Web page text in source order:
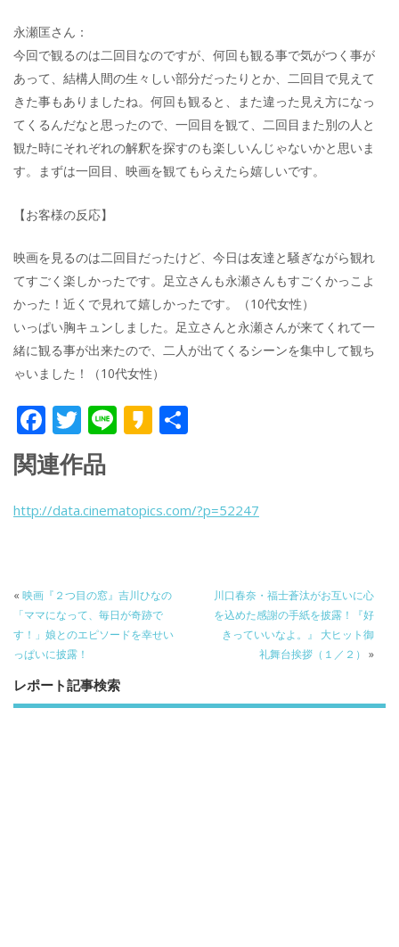
永瀬匡さん：
今回で観るのは二回目なのですが、何回も観る事で気がつく事が
あって、結構人間の生々しい部分だったりとか、二回目で見えて
きた事もありましたね。何回も観ると、また違った見え方になっ
てくるんだなと思ったので、一回目を観て、二回目また別の人と
観た時にそれぞれの解釈を探すのも楽しいんじゃないかと思いま
す。まずは一回目、映画を観てもらえたら嬉しいです。
【お客様の反応】
映画を見るのは二回目だったけど、今日は友達と騒ぎながら観れ
てすごく楽しかったです。足立さんも永瀬さんもすごくかっこよ
かった！近くで見れて嬉しかったです。（10代女性）
いっぱい胸キュンしました。足立さんと永瀬さんが来てくれて一
緒に観る事が出来たので、二人が出てくるシーンを集中して観ち
ゃいました！（10代女性）
F
ac
e
b
k
T
w
itt
er
Li K
a
関連作品
http://data.cinematopics.com/?p=52247
« 映画『２つ目の窓』吉川ひなの
「ママになって、毎日が奇跡で
す！」娘とのエピソードを幸せい
っぱいに披露！
川口春奈・福士蒼汰がお互いに心
を込めた感謝の手紙を披露！『好
きっていいなよ。』 大ヒット御
礼舞台挨拶（１／２） »
レポート記事検索